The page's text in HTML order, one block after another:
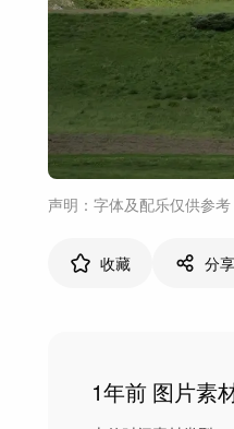
声明：字体及配乐仅供参
收藏 分享
1年前 图片素